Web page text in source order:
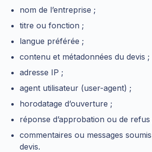
nom de l’entreprise ;
titre ou fonction ;
langue préférée ;
contenu et métadonnées du devis ;
adresse IP ;
agent utilisateur (user-agent) ;
horodatage d’ouverture ;
réponse d’approbation ou de refus
commentaires ou messages
devis.